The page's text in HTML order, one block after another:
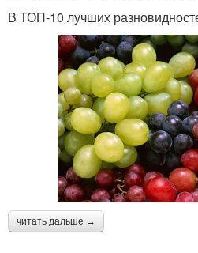
В ТОП-10 лучших
читать дальше →